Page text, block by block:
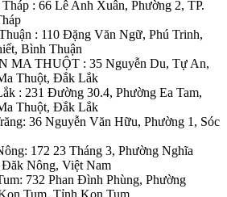
: 66 Lê Anh Xuân, Phường 2, TP.
: 110 Đặng Văn Ngữ, Phú Trinh,
Bình Thuận
MA THUỘT : 35 Nguyễn Du, Tự An,
Thuột, Đắk Lắk
: 231 Đường 30.4, Phường Ea Tam,
Thuột, Đắk Lắk
36 Nguyễn Văn Hữu, Phường 1, Sóc
172 23 Tháng 3, Phường Nghĩa
Nông, Việt Nam
732 Phan Đình Phùng, Phường